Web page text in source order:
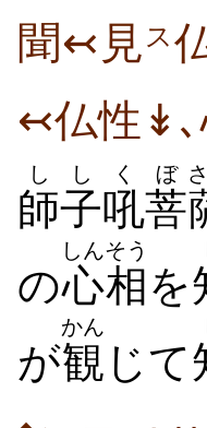
聞↢見 ス
↢仏性↡､
師子吼
ししく
菩
ぼ
の心相
しんそう
を
が観
かん
じて